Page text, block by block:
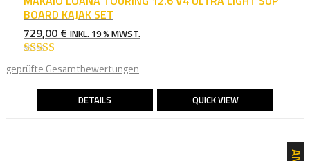
BOARD KAJAK SET
729,00 € INKL. 19 % MWST.
Bewertet mit
5.00von 5
geprüfte Gesamtbewertungen
DETAILS QUICK VIEW